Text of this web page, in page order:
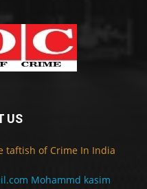
US
taftish of Crime In India
Mohammd kasim